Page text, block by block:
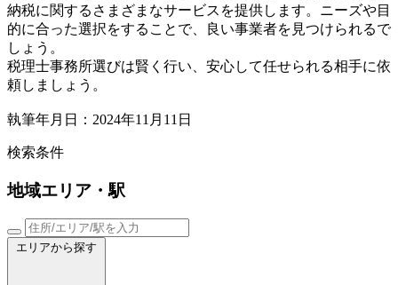
納税に関するさまざまなサービスを提供します。ニーズや目
的に合った選択をすることで、良い事業者を見つけられるで
しょう。
税理士事務所選びは賢く行い、安心して任せられる相手に依
頼しましょう。
執筆年月日：2024年11月11日
検索条件
地域エリア・駅
エリアから探す